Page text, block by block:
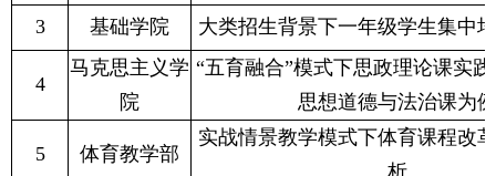
3
基础学院 大类招生背景下一年级学生集中
4
马克思主义学
院
“五育融合”模式下思政理论课实
思想道德与法治课为例
5 体育教学部
实战情景教学模式下体育课程改